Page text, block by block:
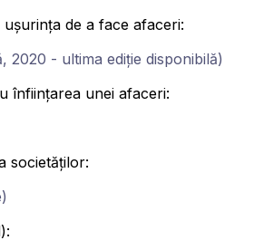
de a face afaceri:
2020 - ultima ediție disponibilă)
înființarea unei afaceri:
societăților:
: